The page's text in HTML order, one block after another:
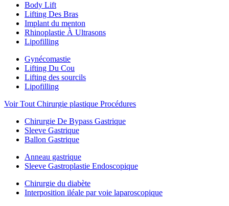
Body Lift
Lifting Des Bras
Implant du menton
Rhinoplastie À Ultrasons
Lipofilling
Gynécomastie
Lifting Du Cou
Lifting des sourcils
Lipofilling
Voir Tout Chirurgie plastique Procédures
Chirurgie De Bypass Gastrique
Sleeve Gastrique
Ballon Gastrique
Anneau gastrique
Sleeve Gastroplastie Endoscopique
Chirurgie du diabète
Interposition iléale par voie laparoscopique